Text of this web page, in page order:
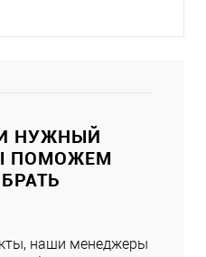
НУЖНЫЙ
ПОМОЖЕМ
наши менеджеры